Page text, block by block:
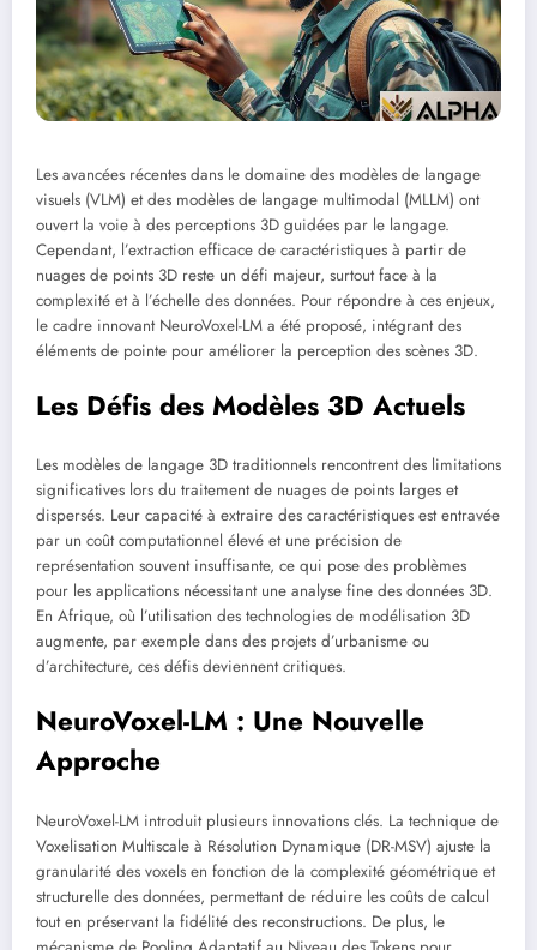
Les avancées récentes dans le domaine des modèles de langage
visuels (VLM) et des modèles de langage multimodal (MLLM) ont
ouvert la voie à des perceptions 3D guidées par le langage.
Cependant, l’extraction efficace de caractéristiques à partir de
nuages de points 3D reste un défi majeur, surtout face à la
complexité et à l’échelle des données. Pour répondre à ces enjeux,
le cadre innovant NeuroVoxel-LM a été proposé, intégrant des
éléments de pointe pour améliorer la perception des scènes 3D.
Les Défis des Modèles 3D Actuels
Les modèles de langage 3D traditionnels rencontrent des limitations
significatives lors du traitement de nuages de points larges et
dispersés. Leur capacité à extraire des caractéristiques est entravée
par un coût computationnel élevé et une précision de
représentation souvent insuffisante, ce qui pose des problèmes
pour les applications nécessitant une analyse fine des données 3D.
En Afrique, où l’utilisation des technologies de modélisation 3D
augmente, par exemple dans des projets d’urbanisme ou
d’architecture, ces défis deviennent critiques.
NeuroVoxel-LM : Une Nouvelle
Approche
NeuroVoxel-LM introduit plusieurs innovations clés. La technique de
Voxelisation Multiscale à Résolution Dynamique (DR-MSV) ajuste la
granularité des voxels en fonction de la complexité géométrique et
structurelle des données, permettant de réduire les coûts de calcul
tout en préservant la fidélité des reconstructions. De plus, le